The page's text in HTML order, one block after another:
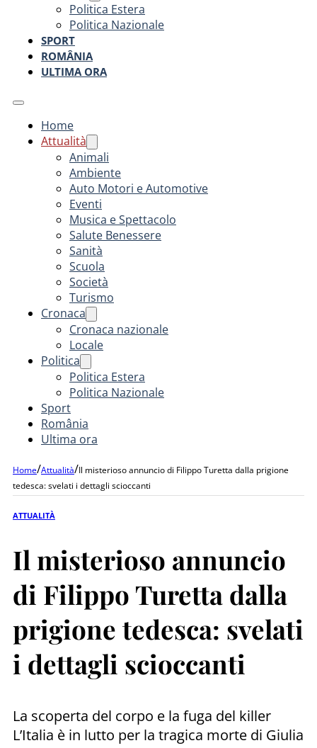
Politica Estera
Politica Nazionale
SPORT
ROMÂNIA
ULTIMA ORA
Home
Attualità
Animali
Ambiente
Auto Motori e Automotive
Eventi
Musica e Spettacolo
Salute Benessere
Sanità
Scuola
Società
Turismo
Cronaca
Cronaca nazionale
Locale
Politica
Politica Estera
Politica Nazionale
Sport
România
Ultima ora
Home/Attualità/Il misterioso annuncio di Filippo Turetta dalla prigione
tedesca: svelati i dettagli scioccanti
ATTUALITÀ
Il misterioso annuncio
di Filippo Turetta dalla
prigione tedesca: svelati
i dettagli scioccanti
La scoperta del corpo e la fuga del killer
L’Italia è in lutto per la tragica morte di Giulia